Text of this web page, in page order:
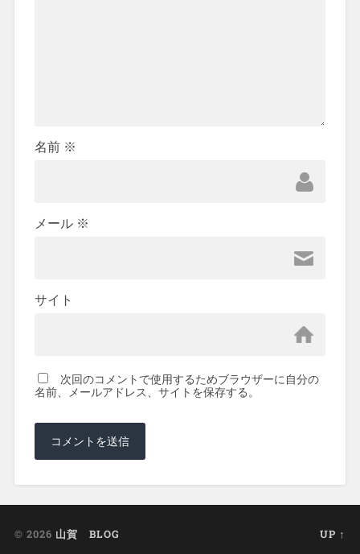
名前 ※
メール ※
サイト
次回のコメントで使用するためブラウザーに自分の
名前、メールアドレス、サイトを保存する。
© 2026 山賀 BLOG UP ↑